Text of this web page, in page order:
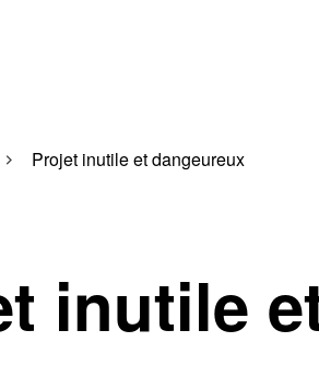
Projet inutile et dangeureux
inutile